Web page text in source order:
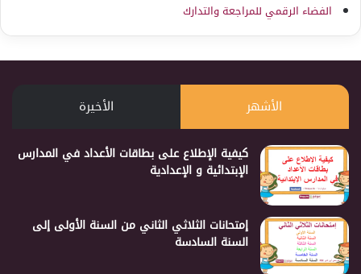
الفضاء الرقمي للمراجعة والتدارك
الأشهر الأخيرة
كيفية الإطلاع على بطاقات الأعداد في المدارس
الإبتدائية و الإعدادية
إمتحانات الثلاثي الثاني من السنة الأولى إلى
السنة السادسة